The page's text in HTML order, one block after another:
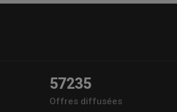
57235
Offres diffusées